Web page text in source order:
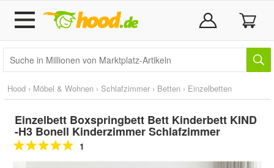
Hood › Möbel & Wohnen › Schlafzimmer › Betten › Einzelbetten
Einzelbett Boxspringbett Bett Kinderbett KIND
-H3 Bonell Kinderzimmer Schlafzimmer
1